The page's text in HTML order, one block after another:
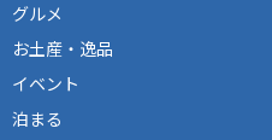
グルメ
お土産・逸品
イベント
泊まる